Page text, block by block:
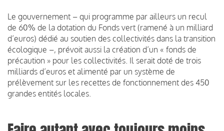
Le gouvernement – qui programme par ailleurs un recul
de 60% de la dotation du Fonds vert (ramené à un milliard
d’euros) dédié au soutien des collectivités dans la transition
écologique –, prévoit aussi la création d’un « fonds de
précaution » pour les collectivités. Il serait doté de trois
milliards d’euros et alimenté par un système de
prélèvement sur les recettes de fonctionnement des 450
grandes entités locales.